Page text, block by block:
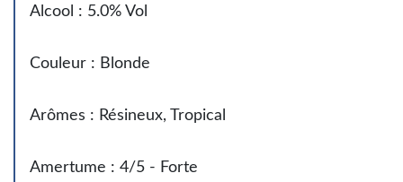
Alcool : 5.0% Vol
Couleur : Blonde
Arômes : Résineux, Tropical
Amertume : 4/5 - Forte